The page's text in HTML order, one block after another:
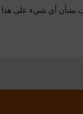
بشأن أي شيء على هذا